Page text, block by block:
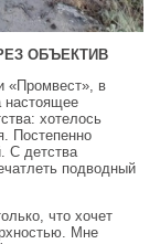
ОБЪЕКТИВ
«Промвест», в
настоящее
хотелось
Постепенно
С детства
подводный
что хочет
Мне